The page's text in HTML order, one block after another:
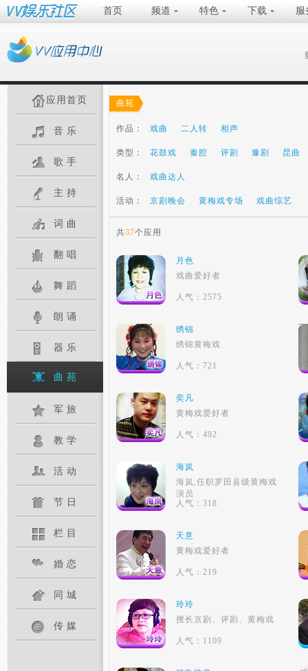
首页 频道 特色 下载 服
应用首页
音乐
歌手
主持
词曲
翻唱
舞蹈
朗诵
器乐
曲苑
军旅
教学
活动
节日
栏目
婚恋
同城
传媒
曲苑
作品： 戏曲 二人转 相声
类型： 花鼓戏 秦腔 评剧 豫剧 昆曲
名人： 戏曲达人
活动： 京剧晚会 黄梅戏专场 戏曲综艺
共37个应用
月色
戏曲爱好者
人气：2575
绣锦
绣锦黄梅戏
人气：721
奕凡
黄梅戏爱好者
人气：492
海岚
海岚,任职罗田县级黄梅戏
演员
人气：318
天意
黄梅戏爱好者
人气：219
玲玲
擅长京剧、评剧、黄梅戏
人气：1109